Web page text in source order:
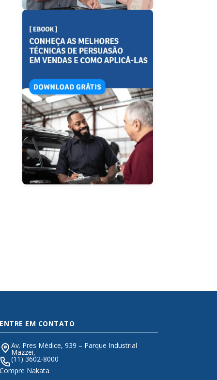
ENTRE EM CONTATO
Av. Pres Médice, 939 – Parque Industrial
Mazzei,
(11) 3602-8000
Compre Nakata